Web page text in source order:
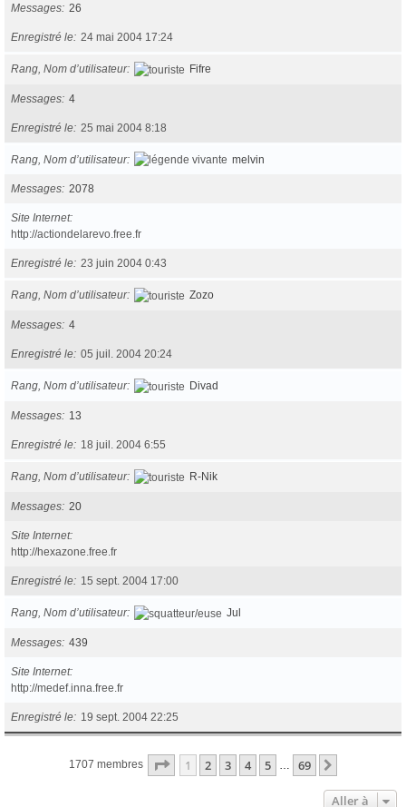
Messages 26
Enregistré le 24 mai 2004 17:24
Rang, Nom d’utilisateur Fifre
Messages 4
Enregistré le 25 mai 2004 8:18
Rang, Nom d’utilisateur melvin
Messages 2078
Site Internet
http://actiondelarevo.free.fr
Enregistré le 23 juin 2004 0:43
Rang, Nom d’utilisateur Zozo
Messages 4
Enregistré le 05 juil. 2004 20:24
Rang, Nom d’utilisateur Divad
Messages 13
Enregistré le 18 juil. 2004 6:55
Rang, Nom d’utilisateur R-Nik
Messages 20
Site Internet
http://hexazone.free.fr
Enregistré le 15 sept. 2004 17:00
Rang, Nom d’utilisateur Jul
Messages 439
Site Internet
http://medef.inna.free.fr
Enregistré le 19 sept. 2004 22:25
1707 membres Page 1sur69
1 2 3 4 5 69
Aller à